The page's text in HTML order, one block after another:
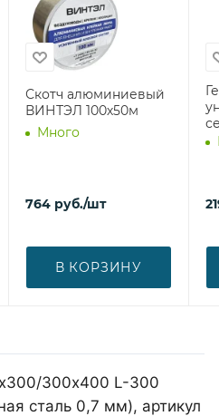
Скотч алюминиевый
ВИНТЭЛ 100х50м
Много
764 руб./шт
В КОРЗИНУ
300х400 L-300
сталь 0,7 мм), артикул